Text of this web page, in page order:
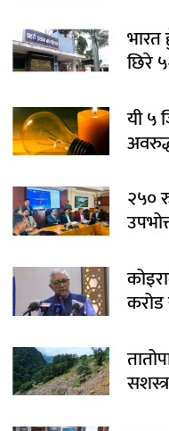
भारत
छिरे
यी ५
२५०